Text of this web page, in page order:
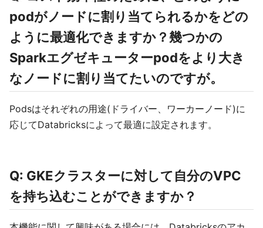
podがノードに割り当てられるかをどの
ように最適化できますか？幾つかの
Sparkエグゼキューターpodをより大き
なノードに割り当てたいのですが。
Podsはそれぞれの用途(ドライバー、ワーカーノード)に
応じてDatabricksによって最適に設定されます。
Q: GKEクラスターに対して自分のVPC
を持ち込むことができますか？